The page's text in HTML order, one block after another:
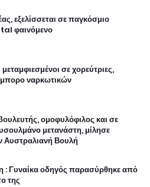
εξελίσσεται σε παγκόσμιο
φαινόμενο
σε χορεύτριες,
ναρκωτικών
ομοφυλόφιλος και σε
μετανάστη, μίλησε
Αυστραλιανή Βουλή
: Γυναίκα οδηγός παρασύρθηκε από
της